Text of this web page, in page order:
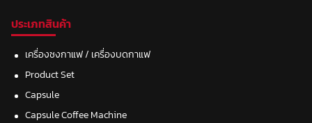
ประเภทสินค้า
เครื่องชงกาแฟ / เครื่องบดกาแฟ
Product Set
Capsule
Capsule Coffee Machine